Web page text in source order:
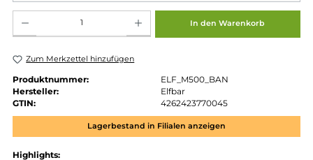
Zubehör
In den Warenkorb
Zum Merkzettel hinzufügen
Produktnummer: ELF_M500_BAN
Hersteller: